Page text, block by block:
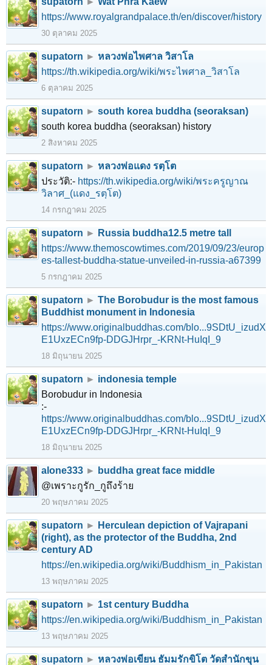
https://www.royalgrandpalace.th/en/discover/history
30 ตุลาคม 2025
supatorn ► หลวงพ่อไพศาล วิสาโล
https://th.wikipedia.org/wiki/พระไพศาล_วิสาโล
6 ตุลาคม 2025
supatorn ► south korea buddha (seoraksan)
south korea buddha (seoraksan) history
2 สิงหาคม 2025
supatorn ► หลวงพ่อแดง รตฺโต
ประวัติ:- https://th.wikipedia.org/wiki/พระครูญาณ
วิลาศ_(แดง_รตฺโต)
14 กรกฎาคม 2025
supatorn ► Russia buddha12.5 metre tall
https://www.themoscowtimes.com/2019/09/23/europ
es-tallest-buddha-statue-unveiled-in-russia-a67399
5 กรกฎาคม 2025
supatorn ► The Borobudur is the most famous
Buddhist monument in Indonesia
https://www.originalbuddhas.com/blo...9SDtU_izudX
E1UxzECn9fp-DDGJHrpr_-KRNt-HuIqI_9
18 มิถุนายน 2025
supatorn ► indonesia temple
Borobudur in Indonesia
:-
https://www.originalbuddhas.com/blo...9SDtU_izudX
E1UxzECn9fp-DDGJHrpr_-KRNt-HuIqI_9
18 มิถุนายน 2025
alone333 ► buddha great face middle
@เพราะกูรัก_กูถึงร้าย
20 พฤษภาคม 2025
supatorn ► Herculean depiction of Vajrapani
(right), as the protector of the Buddha, 2nd
century AD
https://en.wikipedia.org/wiki/Buddhism_in_Pakistan
13 พฤษภาคม 2025
supatorn ► 1st century Buddha
https://en.wikipedia.org/wiki/Buddhism_in_Pakistan
13 พฤษภาคม 2025
supatorn ► หลวงพ่อเขียน ธัมมรักขิโต วัดสำนักขุน